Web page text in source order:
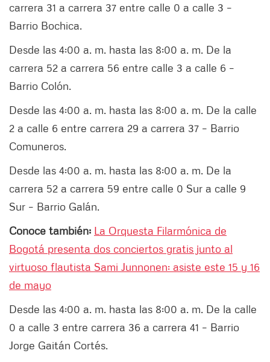
carrera 31 a carrera 37 entre calle 0 a calle 3 –
Barrio Bochica.
Desde las 4:00 a. m. hasta las 8:00 a. m. De la
carrera 52 a carrera 56 entre calle 3 a calle 6 –
Barrio Colón.
Desde las 4:00 a. m. hasta las 8:00 a. m. De la calle
2 a calle 6 entre carrera 29 a carrera 37 – Barrio
Comuneros.
Desde las 4:00 a. m. hasta las 8:00 a. m. De la
carrera 52 a carrera 59 entre calle 0 Sur a calle 9
Sur – Barrio Galán.
Conoce también: La Orquesta Filarmónica de
Bogotá presenta dos conciertos gratis junto al
virtuoso flautista Sami Junnonen: asiste este 15 y 16
de mayo
Desde las 4:00 a. m. hasta las 8:00 a. m. De la calle
0 a calle 3 entre carrera 36 a carrera 41 – Barrio
Jorge Gaitán Cortés.